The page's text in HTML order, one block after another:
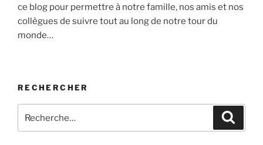
ce blog pour permettre à notre famille, nos amis et nos
collègues de suivre tout au long de notre tour du
monde…
RECHERCHER
pour